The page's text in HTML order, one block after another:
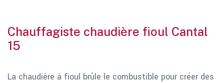
Chauffagiste chaudière fioul Cantal
15
La chaudière à fioul brûle le combustible pour créer des